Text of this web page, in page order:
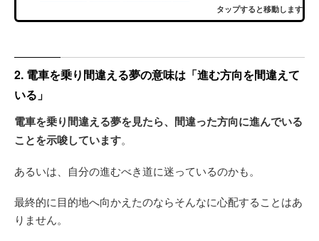
タップすると移動します
2. 電車を乗り間違える夢の意味は「進む方向を間違えて
いる」
電車を乗り間違える夢を見たら、間違った方向に進んでいる
ことを示唆しています。
あるいは、自分の進むべき道に迷っているのかも。
最終的に目的地へ向かえたのならそんなに心配することはあ
りません。